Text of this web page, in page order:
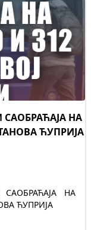
НА
ЋУПРИЈА
НА
ЋУПРИЈА